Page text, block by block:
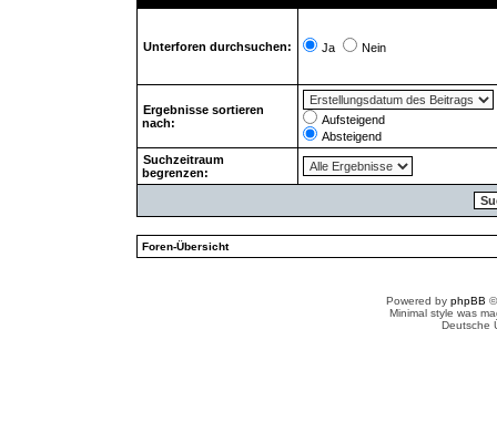
Unterforen durchsuchen: Ja Nein
Ergebnisse sortieren
nach:
Aufsteigend
Absteigend
Suchzeitraum
begrenzen:
Foren-Übersicht
Powered by phpBB
Minimal style was
Deutsche